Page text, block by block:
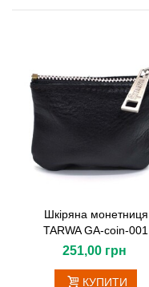
Шкіряна монетниця
TARWA GA-coin-001
251,00 грн
КУПИТИ